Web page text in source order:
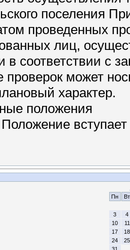
поселения
проведенных
лиц,
в соответствии с
может
характер.
положения
Пн
Вт
3
4
10
11
17
18
24
25